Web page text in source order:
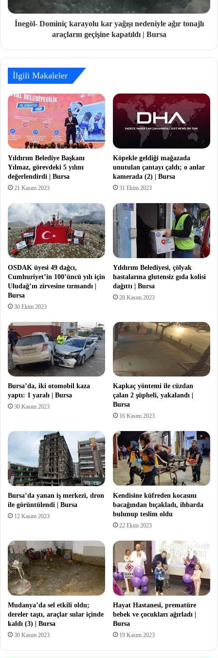
İnegöl- Dominiç karayolu kar yağışı nedeniyle ağır tonajlı
araçların geçişine kapatıldı | Bursa
İlgili Makaleler
Yıldırım Belediye Başkanı
Yılmaz, görevdeki 5 yılını
değerlendirdi | Bursa
21 Kasım 2023
Köpekle geldiği mağazada
unutulan çantayı çaldı; o anlar
kamerada (2) | Bursa
31 Ekim 2023
OSDAK üyesi 49 dağcı,
Cumhuriyet’in 100’üncü yılı için
Uludağ’ın zirvesine tırmandı |
Bursa
30 Ekim 2023
Yıldırım Belediyesi, çölyak
hastalarına glutensiz gıda kolisi
dağıttı | Bursa
28 Kasım 2023
Bursa’da, iki otomobil kaza
yaptı: 1 yaralı | Bursa
30 Kasım 2023
Kapkaç yöntemi ile cüzdan
çalan 2 şüpheli, yakalandı |
Bursa
16 Kasım 2023
Bursa’da yanan iş merkezi, dron
ile görüntülendi | Bursa
12 Kasım 2023
Kendisine küfreden kocasını
bacağından bıçakladı, ihbarda
bulunup teslim oldu
22 Ekim 2023
Mudanya’da sel etkili oldu;
dereler taştı, araçlar sular içinde
kaldı (3) | Bursa
30 Kasım 2023
Hayat Hastanesi, prematüre
bebek ve çocukları ağırladı |
Bursa
19 Kasım 2023